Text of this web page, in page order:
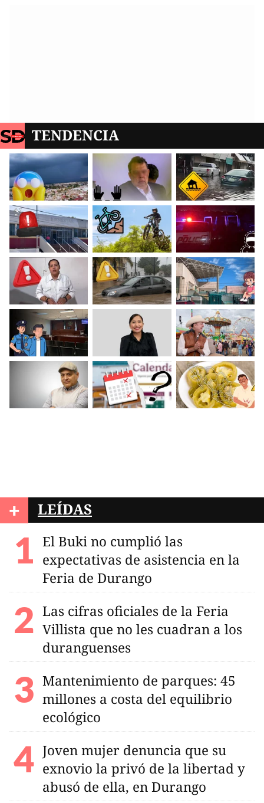
TENDENCIA
+ LEÍDAS
El Buki no cumplió las
expectativas de asistencia en la
Feria de Durango
Las cifras oficiales de la Feria
Villista que no les cuadran a los
duranguenses
Mantenimiento de parques: 45
millones a costa del equilibrio
ecológico
Joven mujer denuncia que su
exnovio la privó de la libertad y
abusó de ella, en Durango